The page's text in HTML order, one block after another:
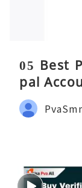
05 Best
pal